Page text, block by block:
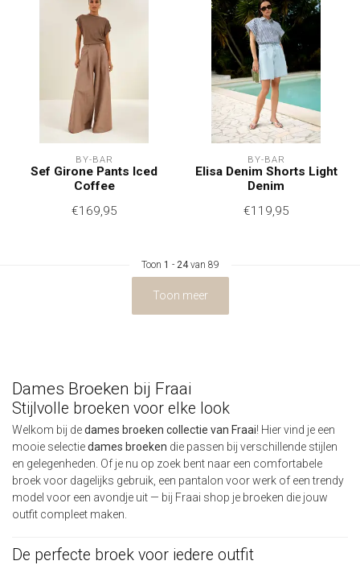
BY-BAR
Sef Girone Pants Iced
Coffee
€169,95
BY-BAR
Elisa Denim Shorts Light
Denim
€119,95
Toon 1 - 24van 89
Toon meer
Dames Broeken bij Fraai
Stijlvolle broeken voor elke look
Welkom bij dedames broeken collectie van Fraai! Hier vind je een
mooie selectiedames broeken die passen bij verschillende stijlen
en gelegenheden. Of je nu op zoek bent naar een comfortabele
broek voor dagelijks gebruik, een pantalon voor werk of een trendy
model voor een avondje uit — bij Fraai shop je broeken die jouw
outfit compleet maken.
De perfecte broek voor iedere outfit